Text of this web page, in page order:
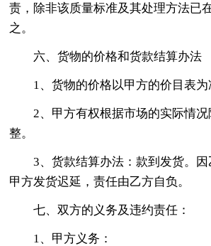
责，除非该质量标准及其处理方法已
之。
六、货物的价格和货款结算办法
1、货物的价格以甲方的价目表为
2、甲方有权根据市场的实际情
整。
3、货款结算办法：款到发货。
甲方发货迟延，责任由乙方自负。
七、双方的义务及违约责任：
1、甲方义务：